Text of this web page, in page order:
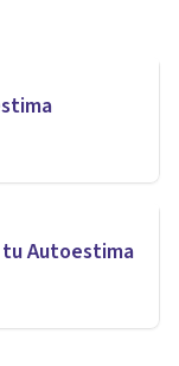
Autoestima